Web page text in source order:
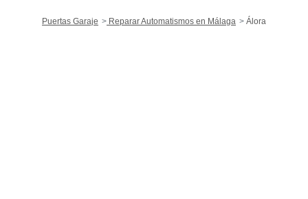
Puertas Garaje Reparar Automatismos en Málaga Álora